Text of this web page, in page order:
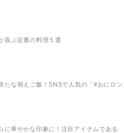
喜ぶ定番の料理５選
たな萌えご飯！SNSで人気の「#おにロン
に華やかな印象に！注目アイテムである